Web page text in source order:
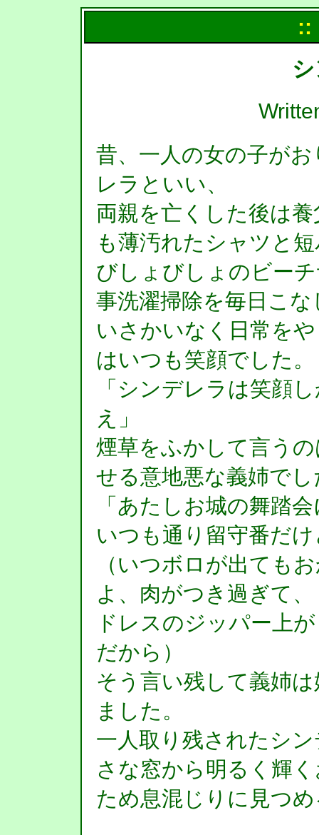
::
昔、一人の女の子が
レラといい、
両親を亡くした後は
も薄汚れたシャツと
びしょびしょのビー
事洗濯掃除を毎日こ
いさかいなく日常を
はいつも笑顔でした。
「シンデレラは笑顔
え」
煙草をふかして言う
せる意地悪な義姉でし
「あたしお城の舞踏
いつも通り留守番だ
（いつボロが出ても
よ、肉がつき過ぎて、
ドレスのジッパー上
だから）
そう言い残して義姉
ました。
一人取り残されたシ
さな窓から明るく輝
ため息混じりに見つ